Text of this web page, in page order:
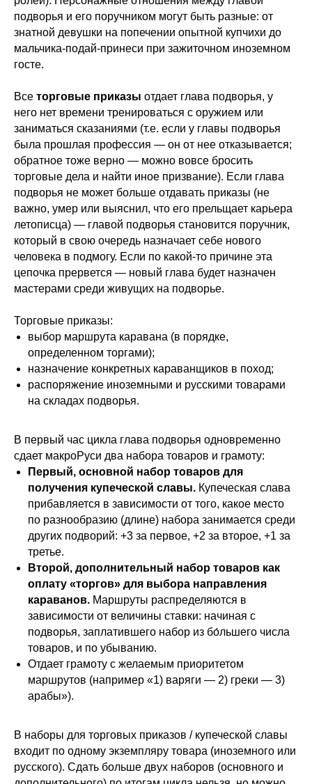
подворья и его поручником могут быть разные: от
знатной девушки на попечении опытной купчихи до
мальчика-подай-принеси при зажиточном иноземном
госте.
Все торговые приказы отдает глава подворья, у
него нет времени тренироваться с оружием или
заниматься сказаниями (т.е. если у главы подворья
была прошлая профессия — он от нее отказывается;
обратное тоже верно — можно вовсе бросить
торговые дела и найти иное призвание). Если глава
подворья не может больше отдавать приказы (не
важно, умер или выяснил, что его прельщает карьера
летописца) — главой подворья становится поручник,
который в свою очередь назначает себе нового
человека в подмогу. Если по какой-то причине эта
цепочка прервется — новый глава будет назначен
мастерами среди живущих на подворье.
Торговые приказы:
выбор маршрута каравана (в порядке,
определенном торгами);
назначение конкретных караванщиков в поход;
распоряжение иноземными и русскими товарами
на складах подворья.
В первый час цикла глава подворья одновременно
сдает макроРуси два набора товаров и грамоту:
Первый, основной набор товаров для
получения купеческой славы. Купеческая слава
прибавляется в зависимости от того, какое место
по разнообразию (длине) набора занимается среди
других подворий: +3 за первое, +2 за второе, +1 за
третье.
Второй, дополнительный набор товаров как
оплату «торгов» для выбора направления
караванов. Маршруты распределяются в
зависимости от величины ставки: начиная с
подворья, заплатившего набор из бо́льшего числа
товаров, и по убыванию.
Отдает грамоту с желаемым приоритетом
маршрутов (например «1) варяги — 2) греки — 3)
арабы»).
В наборы для торговых приказов / купеческой славы
входит по одному экземпляру товара (иноземного или
русского). Сдать больше двух наборов (основного и